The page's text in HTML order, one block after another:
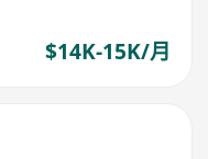
$14K-15K/月